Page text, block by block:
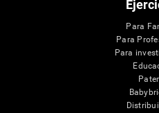
Para
Para
Para